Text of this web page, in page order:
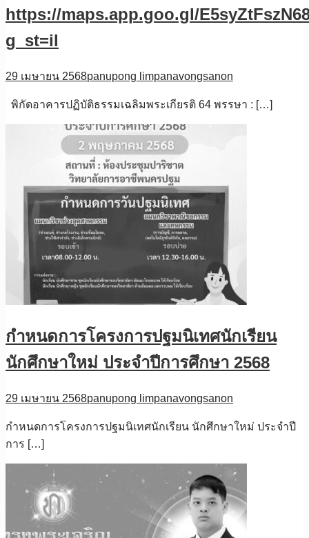
https://maps.app.goo.gl/
g_st=il
29 เมษายน 2568panupong limpanavongsanon
พิกัดอาคารปฏิบัติธรรมเฉลิมพระเกียรติ 64 พรรษา : […]
กำหนดการโครงการปฐมนิเทศนักเรียน
นักศึกษาใหม่ ประจำปีการศึกษา 2568
29 เมษายน 2568panupong limpanavongsanon
กำหนดการโครงการปฐมนิเทศนักเรียน นักศึกษาใหม่ ประจำปี
การ […]